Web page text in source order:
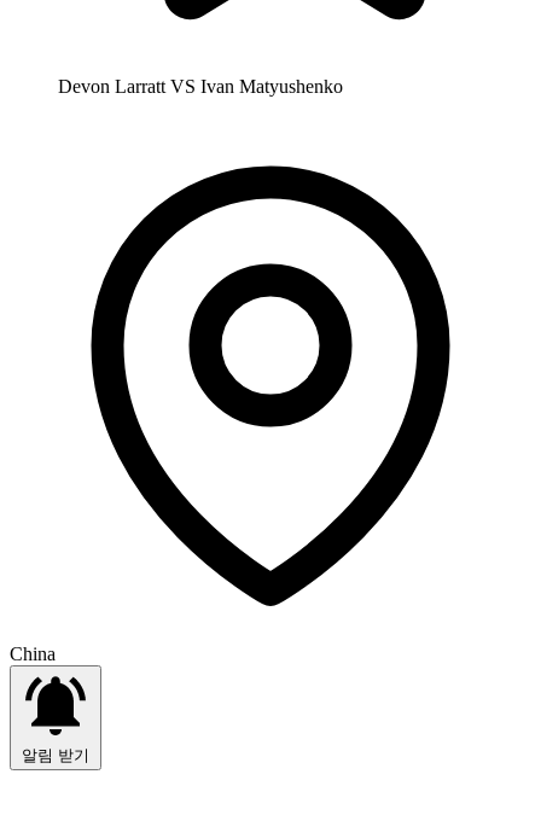
Devon Larratt VS Ivan Matyushenko
China
알림 받기